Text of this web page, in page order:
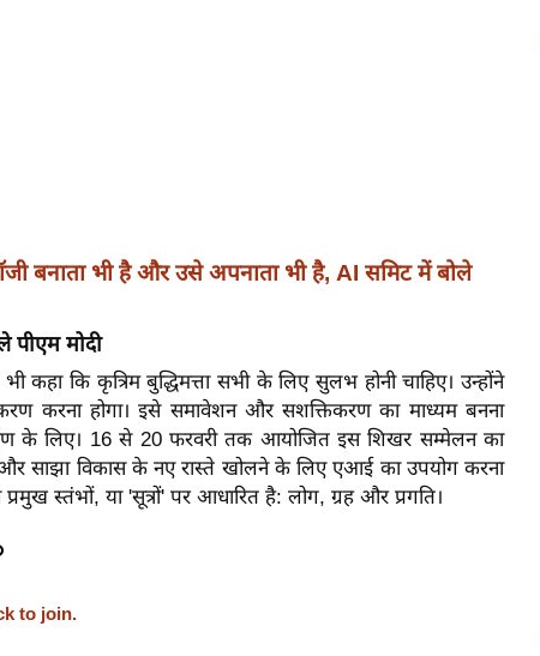
बनाता भी है और उसे अपनाता भी है, AI समिट में बोले
मोदी
कहा कि कृत्रिम बुद्धिमत्ता सभी के लिए सुलभ होनी चाहिए। उन्होंने
करना होगा। इसे समावेशन और सशक्तिकरण का माध्यम बनना
के लिए। 16 से 20 फरवरी तक आयोजित इस शिखर सम्मेलन का
और साझा विकास के नए रास्ते खोलने के लिए एआई का उपयोग करना
स्तंभों, या 'सूत्रों' पर आधारित है: लोग, ग्रह और प्रगति।
to join.